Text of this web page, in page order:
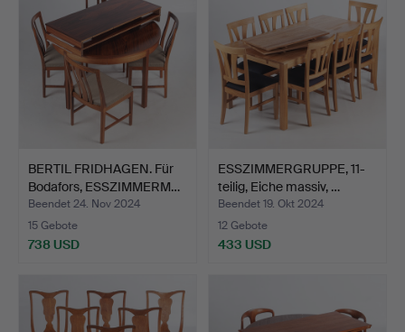
BERTIL FRIDHAGEN. Für
Bodafors, ESSZIMMERM…
Beendet 24. Nov 2024
15 Gebote
738 USD
ESSZIMMERGRUPPE, 11-
teilig, Eiche massiv, …
Beendet 19. Okt 2024
12 Gebote
433 USD